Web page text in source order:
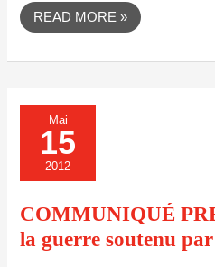
READ MORE »
Mai
15
2012
COMMUNIQUÉ
la guerre soutenu
PRESSE:
RESISTANTS
À
LA
GUERRE
LE
CCE